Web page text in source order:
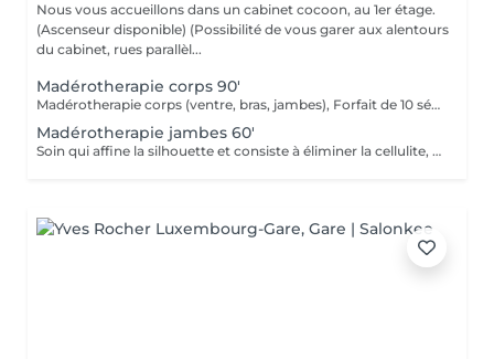
Nous vous accueillons dans un cabinet cocoon, au 1er étage.
(Ascenseur disponible) (Possibilité de vous garer aux alentours
du cabinet, rues parallèl...
Madérotherapie corps 90'
Madérotherapie corps (ventre, bras, jambes), Forfait de 10 séances + 1 offerte Recommandé pour votre challenge minceur et anti-cellulite. (Ce type de massage est puissant, revigorant, et dynamique) Attention: ce massage ne convient pas aux femmes enceintes, aux personnes aux personnes ayant des problèmes cardiaque, troubles circulatoires graves aigües, infections cutanées, insuffisance rénale, pathologique lourde.
Madérotherapie jambes 60'
Soin qui affine la silhouette et consiste à éliminer la cellulite, à l'aide du bois de hêtre. ( Ce soin est recommandé sur plusieurs séances)